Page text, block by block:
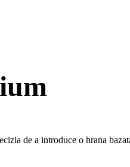
de a introduce o hrana